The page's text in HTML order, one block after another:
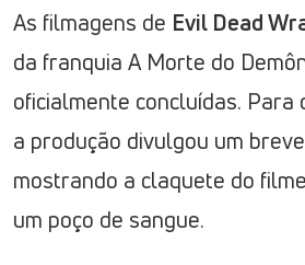
As filmagens de Evil Dead
da franquia A Morte do
oficialmente concluídas. Para
a produção divulgou um
mostrando a claquete do
um poço de sangue.